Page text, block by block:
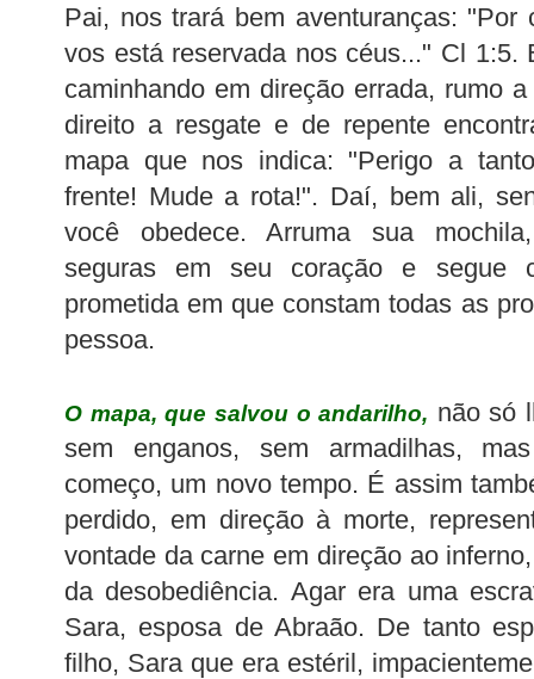
Pai, nos trará bem aventuranças: "Por
vos está reservada nos céus..." Cl 1:5.
caminhando em direção errada, rumo
direito a resgate e de repente
mapa que nos indica: "Perigo a
frente! Mude a rota!". Daí, bem ali,
você obedece. Arruma sua
seguras em seu coração e segue
prometida em que constam todas as
pessoa.
O mapa, que salvou o andarilho, não só
sem enganos, sem armadilhas,
começo, um novo tempo. É assim
perdido, em direção à morte,
vontade da carne em direção ao
da desobediência. Agar era uma
Sara, esposa de Abraão. De tanto
filho, Sara que era estéril,